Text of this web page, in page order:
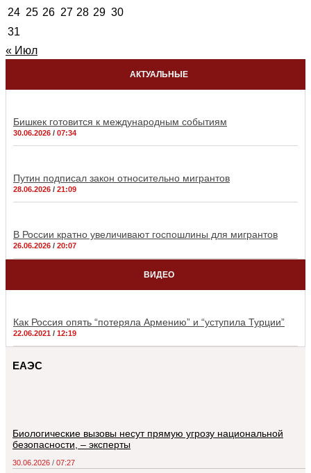
24 25 26 27 28 29 30
31
« Июл
АКТУАЛЬНЫЕ
Бишкек готовится к международным событиям
30.06.2026 07:34
Путин подписал закон относительно мигрантов
28.06.2026 21:09
В России кратно увеличивают госпошлины для мигрантов
26.06.2026 20:07
ВИДЕО
Как Россия опять “потеряла Армению” и “уступила Турции”
22.06.2021 12:19
ЕАЭС
Биологические вызовы несут прямую угрозу национальной
безопасности, – эксперты
30.06.2026 07:27